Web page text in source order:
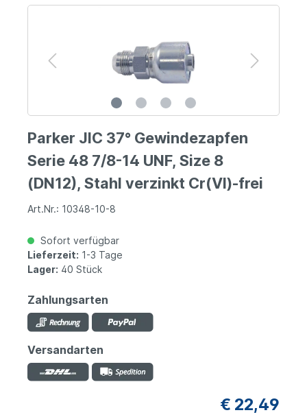
Parker JIC 37° Gewindezapfen
Serie 48 7/8-14 UNF, Size 8
(DN12), Stahl verzinkt Cr(VI)-frei
Art.Nr.: 10348-10-8
Sofort verfügbar
Lieferzeit: 1-3 Tage
Lager: 40 Stück
Zahlungsarten
Versandarten
€ 22,49